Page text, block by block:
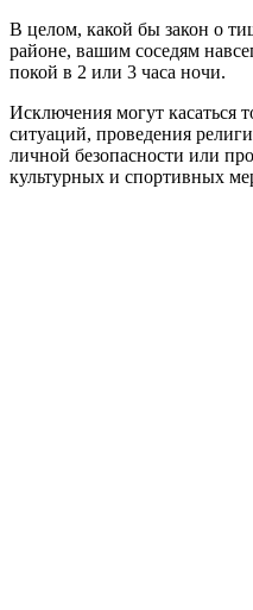
В целом, какой бы закон о
районе, вашим соседям
покой в ​​2 или 3 часа ночи.
Исключения могут касаться
ситуаций, проведения
личной безопасности или
культурных и спортивных